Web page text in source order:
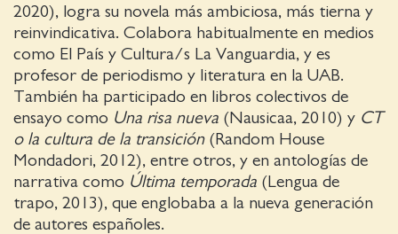
2020), lo­gra su novela más ambiciosa, más tierna y
reinvindicativa. Colabora habitualmente en medios
como El País y Cultura/s La Vanguardia, y es
profesor de periodismo y literatura en la UAB.
También ha participado en libros colectivos de
ensayo como Una risa nueva (Nausicaa, 2010) y CT
o la cultura de la transición(Ran­dom House
Mondadori, 2012), entre otros, y en antologías de
narrativa como Última temporada (Lengua de
trapo, 2013), que englobaba a la nueva generación
de autores españoles.